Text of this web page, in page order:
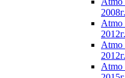
Atmo